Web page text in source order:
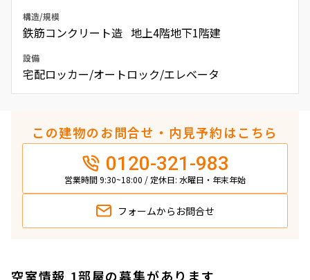
構造/規模
鉄筋コンクリート造 地上4階地下1階建
設備
宅配ロッカー/オートロック/エレベータ
この建物のお問合せ・内見予約はこちら
0120-321-983
営業時間 9:30~18:00 / 定休日: 水曜日・年末年始
フォームから お問合せ
空室情報 1部屋の募集があります